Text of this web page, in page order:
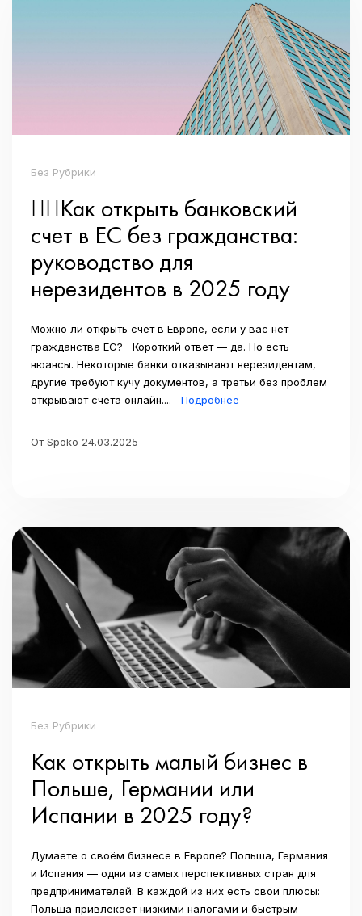
Без Рубрики
👉🏼Как открыть банковский
счет в ЕС без гражданства:
руководство для
нерезидентов в 2025 году
Можно ли открыть счет в Европе, если у вас нет
гражданства ЕС? Короткий ответ — да. Но есть
нюансы. Некоторые банки отказывают нерезидентам,
другие требуют кучу документов, а третьи без проблем
открывают счета онлайн....
Подробнее
От Spoko 24.03.2025
Без Рубрики
Как открыть малый бизнес в
Польше, Германии или
Испании в 2025 году?
Думаете о своём бизнесе в Европе? Польша, Германия
и Испания — одни из самых перспективных стран для
предпринимателей. В каждой из них есть свои плюсы:
Польша привлекает низкими налогами и быстрым